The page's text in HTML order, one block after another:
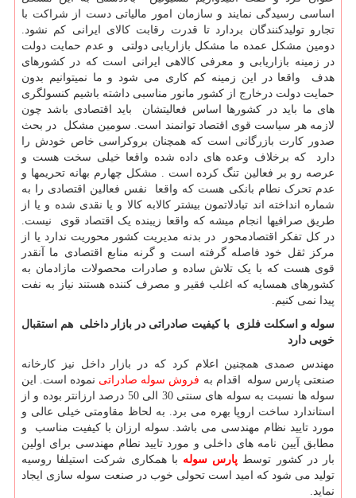
اساسی رسیدگی نمایند و سازمان امور مالیاتی دست از شراکت با
تجارو تولیدکنندگان بردارد تا قدرت رقابت کالای ایرانی کم نشود.
دومین مشکل عمده ما مشکل بازاریابی دولتی و عدم حمایت دولت
در زمینه بازاریابی و معرفی کالاهی ایرانی است که در کشورهای
هدف واقعا در این زمینه کم کاری می شود و ما نمیتوانیم بدون
حمایت دولت درخارج از کشور مانور مناسبی داشته باشیم کنسولگری
های ما باید در کشورها اساس فعالیتشان باید اقتصادی باشد چون
لازمه هر سیاست قوی اقتصاد توانمند است. سومین مشکل در بحث
صدور کارت بازرگانی است که همچنان بروکراسی خاص خودش را
دارد که برخلاف وعده های داده شده واقعا خیلی سخت هست و
عرصه رو بر فعالین تنگ کرده است . مشکل چهارم بهانه تحریمها و
عدم تحرک نطام بانکی هست که واقعا نفس فعالین اقتصادی را به
شماره انداخته اند تبادلاتمون بیشتر کالابه کالا و یا نقدی شده و یا از
طریق صرافیها انجام میشه که واقعا زیبنده یک اقتصاد قوی نیست.
در کل تفکر اقتصادمحور در بدنه مدیریت کشور محوریت ندارد یا از
مرکز ثقل خود فاصله گرفته است و گرنه منابع اقتصادی ما آنقدر
قوی هست که با یک تلاش ساده و صادرات محصولات مازادمان به
کشورهای همسایه که اغلب فقیر و مصرف کننده هستند نیاز به نفت
پیدا نمی کنیم.
سوله و اسکلت فلزی با کیفیت صادراتی در بازار داخلی هم استقبال
خوبی دارد
مهندس صمدی همچنین اعلام کرد که در بازار داخل نیز کارخانه
صنعتی پارس سوله اقدام به فروش سوله صادراتی نموده است. این
سوله ها نسبت به سوله های سنتی 30 الی 50 درصد ارزانتر بوده و از
استاندارد ساخت اروپا بهره می برد. به لحاظ مقاومتی خیلی عالی و
مورد تایید نظام مهندسی می باشد. سوله ارزان با کیفیت مناسب و
مطابق آیین نامه های داخلی و مورد تایید نطام مهندسی برای اولین
بار در کشور توسط پارس سوله با همکاری شرکت استیلفا روسیه
تولید می شود که امید است تحولی خوب در صنعت سوله سازی ایجاد
نماید.